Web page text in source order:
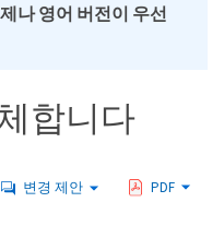
나 영어 버전이 우선
합니다
변경 제안 PDF